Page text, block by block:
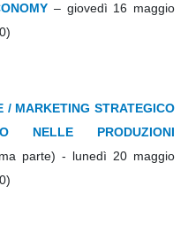
– giovedì 16 maggio
/ MARKETING STRATEGICO
NELLE PRODUZIONI
parte) - lunedì 20 maggio